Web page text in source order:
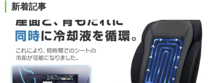
新着記事